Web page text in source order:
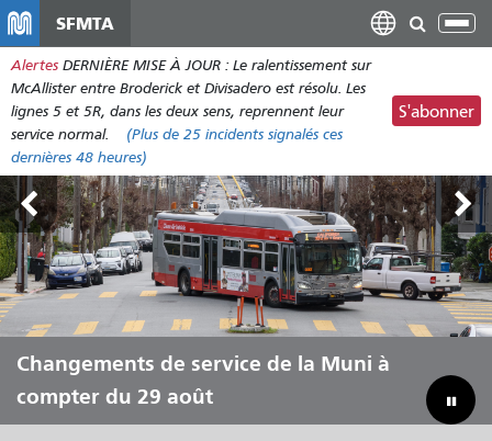
contenu
principal
SFMTA
Alertes DERNIÈRE MISE À JOUR : Le ralentissement sur
McAllister entre Broderick et Divisadero est résolu. Les
lignes 5 et 5R, dans les deux sens, reprennent leur
service normal.
(Plus de 25 incidents signalés ces
dernières 48 heures)
S'abonner
Outside Lands, du 7 au 9 août
Changements de service de la Muni à
compter du 29 août
Laissez Muni vous transporter tout
au long de l'été
Combler notre déficit budgétaire pour
sauver la Muni